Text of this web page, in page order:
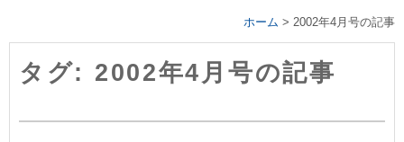
ホーム > 2002年4月号の記事
タグ: 2002年4月号の記事